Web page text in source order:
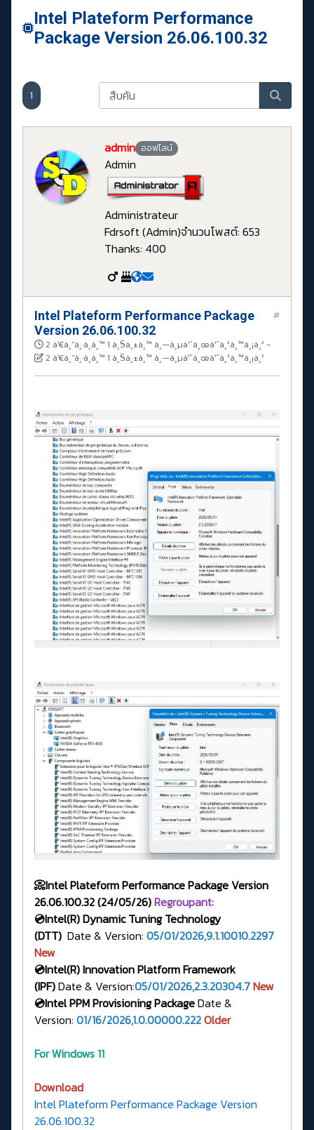
Intel Plateform Performance
Package Version 26.06.100.32
1
admin ออฟไลน์
Admin
Administrateur
Fdrsoft (Admin)จำนวนโพสต์: 653
Thanks: 400
Intel Plateform Performance Package
Version 26.06.100.32
2 à¹€à¸”à¸·à¸­à¸™ 1 à¸§à¸±à¸™ à¸—à¸µà¹ˆà¸œà¹ˆà¸²à¸™à¸¡à¸² -
2 à¹€à¸”à¸·à¸­à¸™ 1 à¸§à¸±à¸™ à¸—à¸µà¹ˆà¸œà¹ˆà¸²à¸™à¸¡à¸²
#
📀Intel Plateform Performance Package Version
26.06.100.32 (24/05/26)Regroupant:
💿Intel(R)Dynamic Tuning Technology
(DTT) Date & Version: 05/01/2026,9.1.10010.2297
New
💿Intel(R) Innovation Platform Framework
(IPF)Date & Version:05/01/2026,2.3.20304.7New
💿Intel PPM Provisioning PackageDate &
Version: 01/16/2026,1.0.00000.222Older
For Windows 11
Download
Intel Plateform Performance Package Version
26.06.100.32